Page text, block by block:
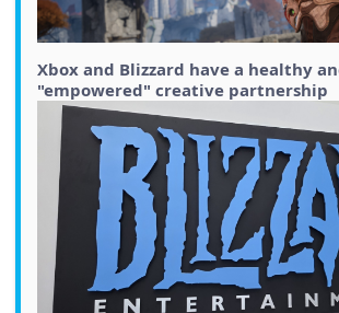
Xbox and Blizzard have a healthy
"empowered" creative partnership